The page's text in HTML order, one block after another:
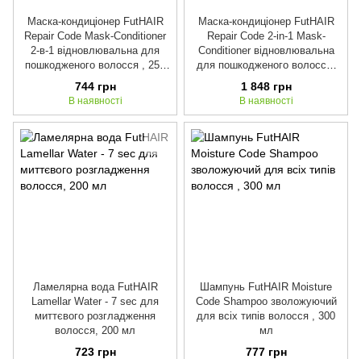
Маска-кондиціонер FutHAIR
Repair Code Mask-Conditioner
2-в-1 відновлювальна для
пошкодженого волосся , 250
мл
744 грн
В наявності
Маска-кондиціонер FutHAIR
Repair Code 2-in-1 Mask-
Conditioner відновлювальна
для пошкодженого волосся,
1000 мл
1 848 грн
В наявності
Ламелярна вода FutHAIR
Lamellar Water - 7 sec для
миттєвого розгладження
волосся, 200 мл
723 грн
Шампунь FutHAIR Moisture
Code Shampoo зволожуючий
для всіх типів волосся , 300
мл
777 грн